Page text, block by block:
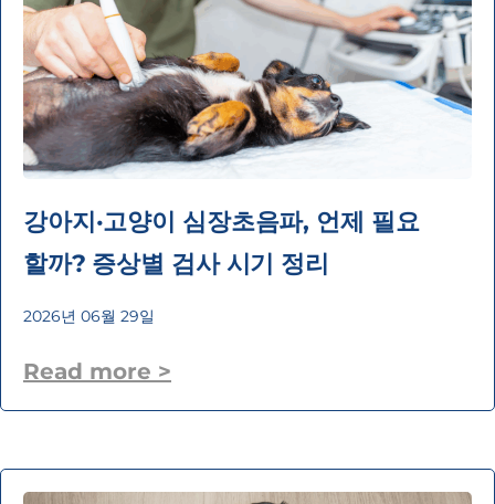
강아지·고양이 심장초음파, 언제 필요
할까? 증상별 검사 시기 정리
2026년 06월 29일
Read more >